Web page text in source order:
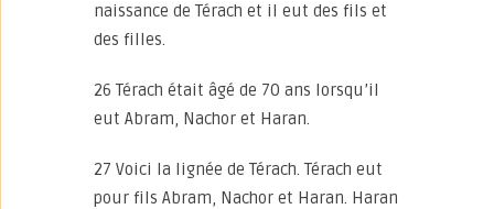
naissance de Térach et il eut des fils et
des filles.
26 Térach était âgé de 70 ans lorsqu’il
eut Abram, Nachor et Haran.
27 Voici la lignée de Térach. Térach eut
pour fils Abram, Nachor et Haran. Haran